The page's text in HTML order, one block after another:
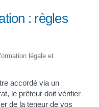
: règles
légale et
accordé via un
le prêteur doit vérifier
de la teneur de vos